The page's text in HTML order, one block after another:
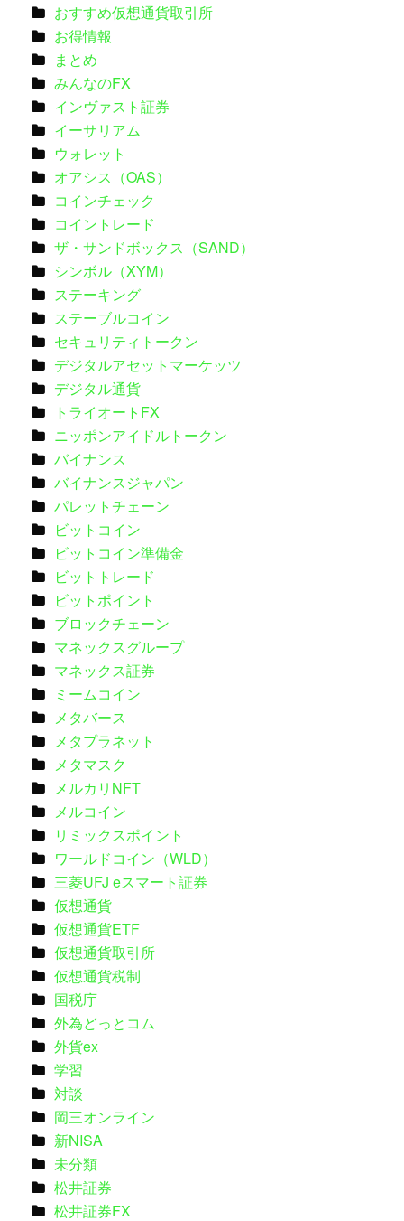
おすすめ仮想通貨取引所
お得情報
まとめ
みんなのFX
インヴァスト証券
イーサリアム
ウォレット
オアシス（OAS）
コインチェック
コイントレード
ザ・サンドボックス（SAND）
シンボル（XYM）
ステーキング
ステーブルコイン
セキュリティトークン
デジタルアセットマーケッツ
デジタル通貨
トライオートFX
ニッポンアイドルトークン
バイナンス
バイナンスジャパン
パレットチェーン
ビットコイン
ビットコイン準備金
ビットトレード
ビットポイント
ブロックチェーン
マネックスグループ
マネックス証券
ミームコイン
メタバース
メタプラネット
メタマスク
メルカリNFT
メルコイン
リミックスポイント
ワールドコイン（WLD）
三菱UFJ eスマート証券
仮想通貨
仮想通貨ETF
仮想通貨取引所
仮想通貨税制
国税庁
外為どっとコム
外貨ex
学習
対談
岡三オンライン
新NISA
未分類
松井証券
松井証券FX